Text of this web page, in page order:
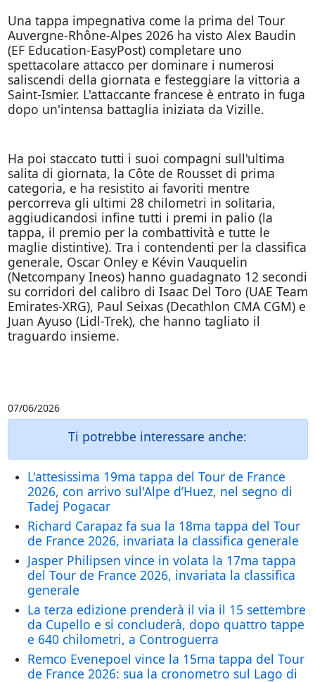
Una tappa impegnativa come la prima del Tour
Auvergne-Rhône-Alpes 2026 ha visto Alex Baudin
(EF Education-EasyPost) completare uno
spettacolare attacco per dominare i numerosi
saliscendi della giornata e festeggiare la vittoria a
Saint-Ismier. L'attaccante francese è entrato in fuga
dopo un'intensa battaglia iniziata da Vizille.
Ha poi staccato tutti i suoi compagni sull'ultima
salita di giornata, la Côte de Rousset di prima
categoria, e ha resistito ai favoriti mentre
percorreva gli ultimi 28 chilometri in solitaria,
aggiudicandosi infine tutti i premi in palio (la
tappa, il premio per la combattività e tutte le
maglie distintive). Tra i contendenti per la classifica
generale, Oscar Onley e Kévin Vauquelin
(Netcompany Ineos) hanno guadagnato 12 secondi
su corridori del calibro di Isaac Del Toro (UAE Team
Emirates-XRG), Paul Seixas (Decathlon CMA CGM) e
Juan Ayuso (Lidl-Trek), che hanno tagliato il
traguardo insieme.
07/06/2026
Ti potrebbe interessare anche:
L'attesissima 19ma tappa del Tour de France
2026, con arrivo sul'Alpe d’Huez, nel segno di
Tadej Pogacar
Richard Carapaz fa sua la 18ma tappa del Tour
de France 2026, invariata la classifica generale
Jasper Philipsen vince in volata la 17ma tappa
del Tour de France 2026, invariata la classifica
generale
La terza edizione prenderà il via il 15 settembre
da Cupello e si concluderà, dopo quattro tappe
e 640 chilometri, a Controguerra
Remco Evenepoel vince la 15ma tappa del Tour
de France 2026: sua la cronometro sul Lago di